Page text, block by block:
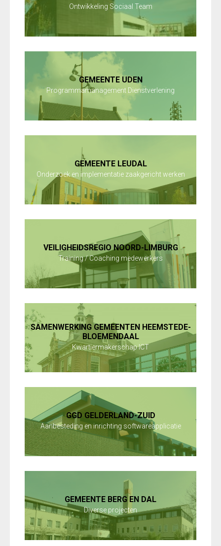
Ontwikkeling Sociaal Team
GEMEENTE UDEN
Programmamanagement Dienstverlening
GEMEENTE LEUDAL
Onderzoek en implementatie zaakgericht werken
VEILIGHEIDSREGIO NOORD-LIMBURG
Training / Coaching medewerkers
SAMENWERKING GEMEENTEN HEEMSTEDE-
BLOEMENDAAL
Kwartiermakerschap ICT
GGD GELDERLAND-ZUID
Aanbesteding en inrichting softwareapplicatie
GEMEENTE BERG EN DAL
Diverse projecten